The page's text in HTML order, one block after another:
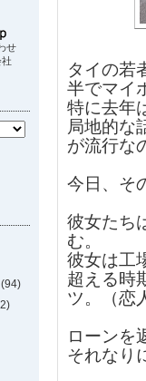
タイの若
半でマイ
特に去年
局地的な
が流行な
今日、そ
彼女たち
む。
彼女は工
超える時
ツ。（恋
ローンを
それなり
せ
(94)